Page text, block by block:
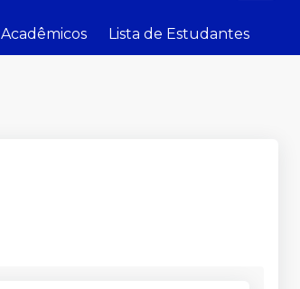
Acadêmicos Lista de Estudantes